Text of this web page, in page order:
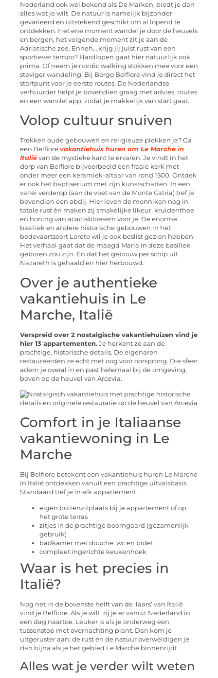
Nederland ook wel bekend als De Marken, biedt je dan
alles wat je wilt. De natuur is namelijk bijzonder
gevarieerd en uitstekend geschikt om al lopend te
ontdekken. Het ene moment wandel je door de heuvels
en bergen, het volgende moment zit je aan de
Adriatische zee. Enneh… krijg jij juist rust van een
sportiever tempo? Hardlopen gaat hier natuurlijk ook
prima. Of neem je nordic walking stokken mee voor een
steviger wandeling. Bij Borgo Belfiore vind je direct het
startpunt voor je eerste routes. De Nederlandse
verhuurder helpt je bovendien graag met advies, routes
en een wandel app, zodat je makkelijk van start gaat.
Volop cultuur snuiven
Trekken oude gebouwen en religieuze plekken je? Ga
een Belfiore vakantiehuis huren om Le Marche in
Italië van de mystieke kant te ervaren. Je vindt in het
dorp van Belfiore bijvoorbeeld een fraaie kerk met
onder meer een keramiek-altaar van rond 1500. Ontdek
er ook het baptiserium met zijn kunstschatten. In een
vallei verderop (aan de voet van de Monte Catria) tref je
bovendien een abdij. Hier leven de monniken nog in
totale rust én maken zij smakelijke likeur, kruidenthee
en honing van acaciabloesem voor je. De enorme
basiliek en andere historische gebouwen in het
bedevaartsoort Loreto wil je ook beslist gezien hebben.
Het verhaal gaat dat de maagd Maria in deze basiliek
geboren zou zijn. En dat het gebouw per schip uit
Nazareth is gehaald en hier herbouwd.
Over je authentieke
vakantiehuis in Le
Marche, Italië
Verspreid over 2 nostalgische vakantiehuizen vind je
hier 13 appartementen. Je herkent ze aan de
prachtige, historische details. De eigenaren
restaureerden ze echt met oog voor oorsprong. Die sfeer
adem je overal in en past helemaal bij de omgeving,
boven op de heuvel van Arcevia.
Comfort in je Italiaanse
vakantiewoning in Le
Marche
Bij Belfiore betekent een vakantiehuis huren Le Marche
in Italië ontdekken vanuit een prachtige uitvalsbasis.
Standaard tref je in elk appartement:
eigen buitenzitplaats bij je appartement of op
het grote terras
zitjes in de prachtige boomgaard (gezamenlijk
gebruik)
badkamer met douche, wc en bidet
compleet ingerichte keukenhoek
Waar is het precies in
Italië?
Nog net in de bovenste helft van de ‘laars’ van Italië
vind je Belfiore. Als je wilt, rij je er vanuit Nederland in
een dag naartoe. Leuker is als je onderweg een
tussenstop met overnachting plant. Dan kom je
uitgeruster aan; de rust en de natuur overweldigen je
dan bijna als je het gebied Le Marche binnenrijdt.
Alles wat je verder wilt weten